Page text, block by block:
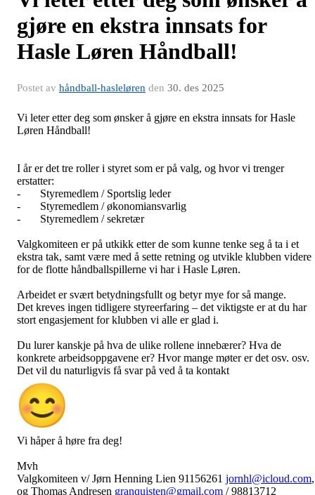
gjøre en ekstra innsats for
Hasle Løren Håndball!
Postet av håndball-hasleløren den 30. des 2025
Vi leter etter deg som ønsker å gjøre en ekstra innsats for Hasle
Løren Håndball!
I år er det tre roller i styret som er på valg, og hvor vi trenger
erstatter:
- Styremedlem / Sportslig leder
- Styremedlem / økonomiansvarlig
- Styremedlem / sekretær
Valgkomiteen er på utkikk etter de som kunne tenke seg å ta i et
ekstra tak, samt være med å sette retning og utvikle klubben videre
for de flotte håndballspillerne vi har i Hasle Løren.
Arbeidet er svært betydningsfullt og betyr mye for så mange.
Det kreves ingen tidligere styreerfaring – det viktigste er at du har
stort engasjement for klubben vi alle er glad i.
Du lurer kanskje på hva de ulike rollene innebærer? Hva de
konkrete arbeidsoppgavene er? Hvor mange møter er det osv. osv.
Det vil du naturligvis få svar på ved å ta kontakt
Vi håper å høre fra deg!
Mvh
Valgkomiteen v/ Jørn Henning Lien 91156261 jornhl@icloud.com,
og Thomas Andresen granquisten@gmail.com / 98813712